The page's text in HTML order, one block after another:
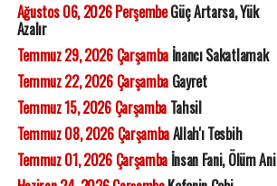
Ağustos 06, 2026 PerşembeGüç Artarsa, Yük
Azalır
Temmuz 29, 2026 Çarşambaİnancı Sakatlamak
Temmuz 22, 2026 ÇarşambaGayret
Temmuz 15, 2026 ÇarşambaTahsil
Temmuz 08, 2026 ÇarşambaAllah'ı Tesbih
Temmuz 01, 2026 Çarşambaİnsan Fani, Ölüm Ani